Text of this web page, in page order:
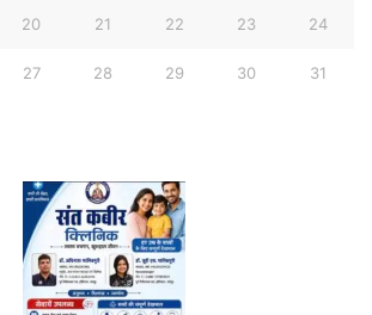
20 21 22 23 24
27 28 29 30 31